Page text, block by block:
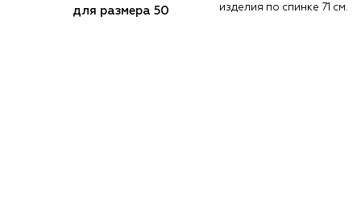
для размера 50
изделия по спинке 71 см.